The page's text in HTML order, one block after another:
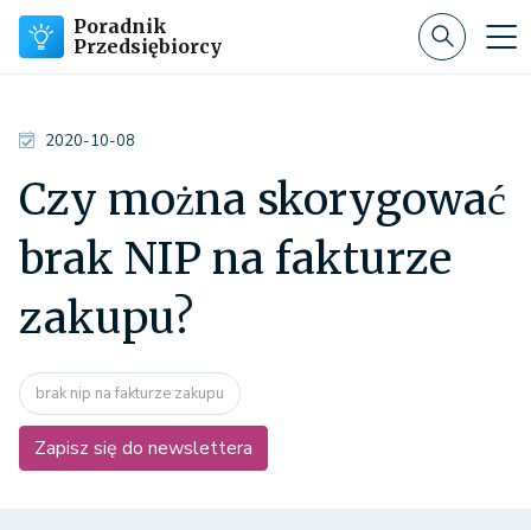
Poradnik
Przedsiębiorcy
2020-10-08
Czy można skorygować
brak NIP na fakturze
zakupu?
brak nip na fakturze zakupu
Zapisz się do newslettera